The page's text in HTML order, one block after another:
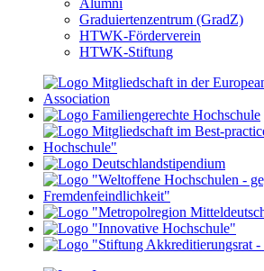
Graduiertenzentrum (GradZ)
HTWK-Förderverein
HTWK-Stiftung